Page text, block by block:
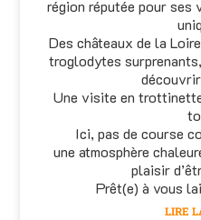
région réputée pour ses
Des châteaux de la
troglodytes
Une visite en
Ici, pas de course
une atmosphère
plaisir
Prêt(e) à vous
LIRE